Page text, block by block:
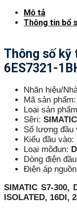
Mô tả
Thông tin bổ
Thông số kỹ
6ES7321-
Nhãn hiệu/
Mã sản phẩm:
Loại sản
Sêri:
Số lượng đầu
Kiểu đầu vào:
Loại môđun:
Dòng điện
Điện áp
SIMATIC S7-300,
ISOLATED, 16DI,